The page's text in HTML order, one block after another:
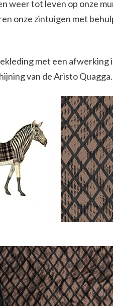
weer tot leven op onze
onze zintuigen met
met een afwerking
van de Aristo Quagga.